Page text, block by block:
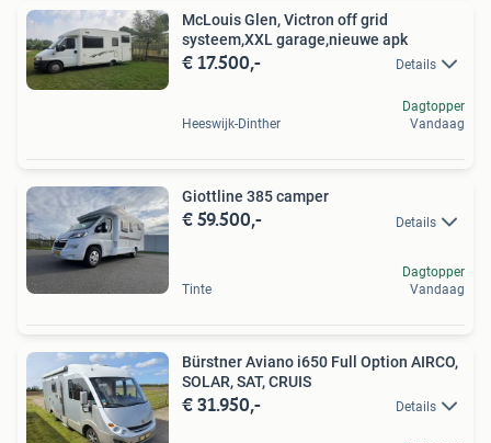
McLouis Glen, Victron off grid
systeem,XXL garage,nieuwe apk
€ 17.500,- Details
Heeswijk-Dinther
Dagtopper
Vandaag
Giottline 385 camper
€ 59.500,- Details
Tinte
Dagtopper
Vandaag
Bürstner Aviano i650 Full Option AIRCO,
SOLAR, SAT, CRUIS
€ 31.950,- Details